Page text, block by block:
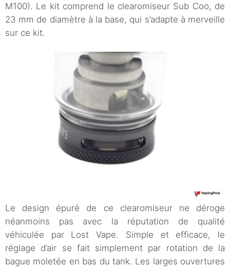
M100). Le kit comprend le clearomiseur Sub Coo, de
23 mm de diamètre à la base, qui s’adapte à merveille
sur ce kit.
Le design épuré de ce clearomiseur ne déroge
néanmoins pas avec la réputation de qualité
véhiculée par Lost Vape. Simple et efficace, le
réglage d’air se fait simplement par rotation de la
bague moletée en bas du tank. Les larges ouvertures